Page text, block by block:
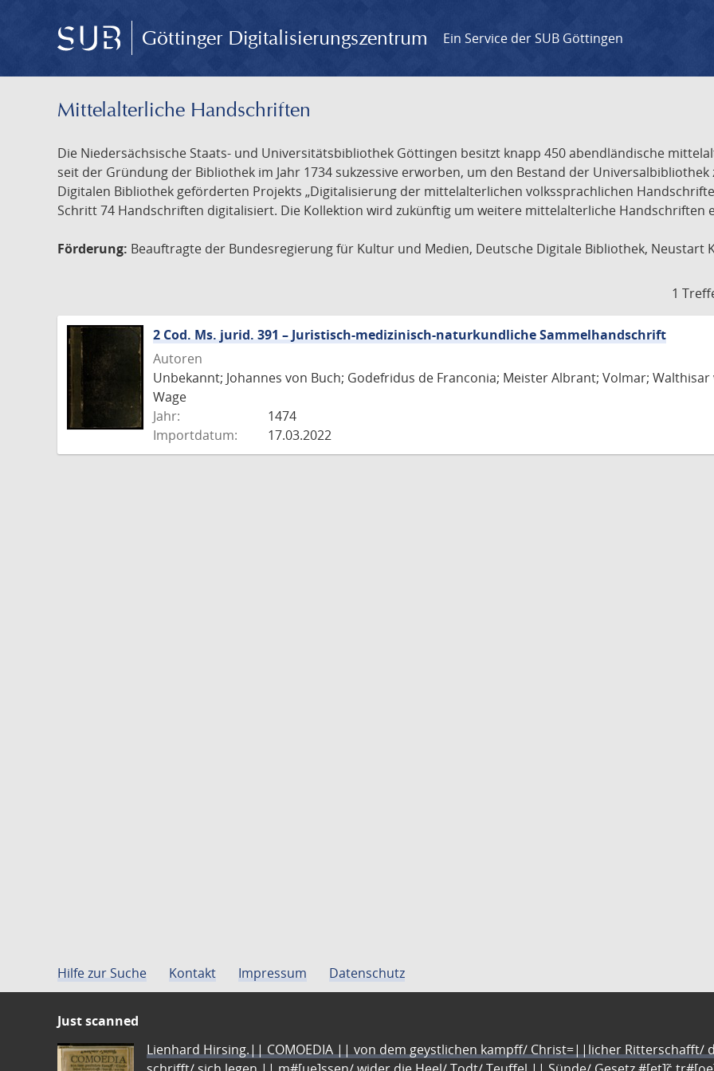
Göttinger Digitalisierungszentrum Ein Service der SUB Göttingen
Mittelalterliche Handschriften
Die Niedersächsische Staats- und Universitätsbibliothek Göttingen besitzt knapp 450 abendländische
seit der Gründung der Bibliothek im Jahr 1734 sukzessive erworben, um den Bestand der
Digitalen Bibliothek geförderten Projekts „Digitalisierung der mittelalterlichen volkssprachlichen
Schritt 74 Handschriften digitalisiert. Die Kollektion wird zukünftig um weitere mittelalterliche Handschriften
Förderung: Beauftragte der Bundesregierung für Kultur und Medien, Deutsche Digitale Bibliothek, Neustart
1
2 Cod. Ms. jurid. 391 – Juristisch-medizinisch-naturkundliche Sammelhandschrift
Autoren
Unbekannt; Johannes von Buch; Godefridus de Franconia; Meister Albrant; Volmar;
Wage
Jahr:
1474
Importdatum:
17.03.2022
Hilfe zur Suche Kontakt Impressum Datenschutz
Just scanned
Lienhard Hirsing.|| COMOEDIA || von dem geystlichen kampff/ Christ=||licher Ritterschafft/